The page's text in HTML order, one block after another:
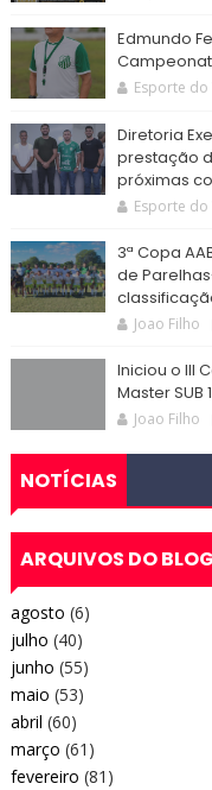
Edmundo
Esporte do
Diretoria
prestação
próximas
Esporte do
3ª Copa
de
Joao Filho
Iniciou o III
Master SUB
Joao Filho
NOTÍCIAS
ARQUIVOS DO BLOG
agosto (6)
julho (40)
junho (55)
maio (53)
abril (60)
março (61)
fevereiro (81)